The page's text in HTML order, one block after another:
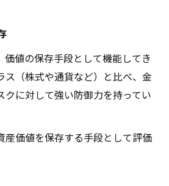
価値の保存手段として機能してき
ス（株式や通貨など）と比べ、金
クに対して強い防御力を持ってい
産価値を保存する手段として評価